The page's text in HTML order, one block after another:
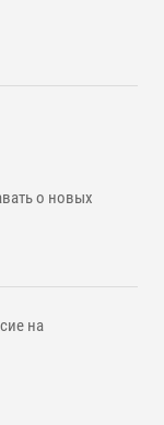
о новых
на